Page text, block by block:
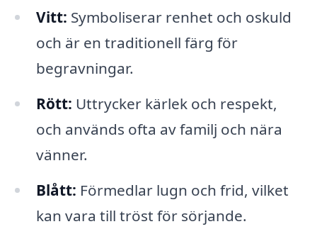
Vitt: Symboliserar renhet och oskuld
och är en traditionell färg för
begravningar.
Rött: Uttrycker kärlek och respekt,
och används ofta av familj och nära
vänner.
Blått: Förmedlar lugn och frid, vilket
kan vara till tröst för sörjande.